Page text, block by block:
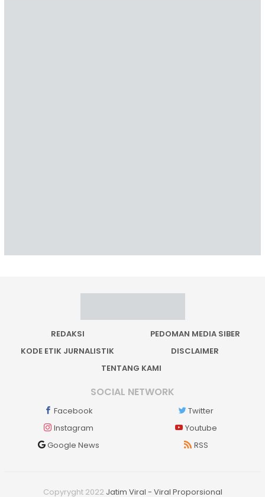
REDAKSI
PEDOMAN MEDIA SIBER
KODE ETIK JURNALISTIK
DISCLAIMER
TENTANG KAMI
SOCIAL NETWORK
Facebook
Twitter
Instagram
Youtube
Google News
RSS
Copyryght 2022 Jatim Viral - Viral Proporsional